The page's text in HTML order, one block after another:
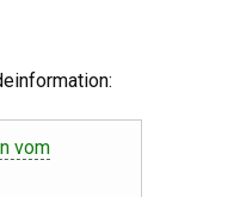
vom